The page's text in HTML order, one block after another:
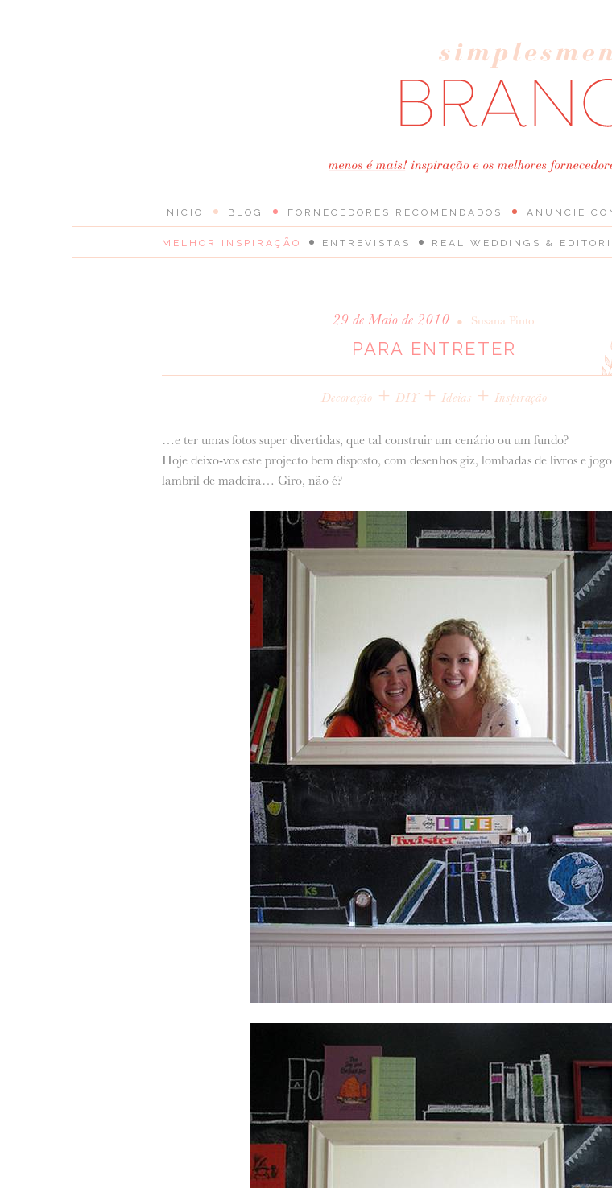
INICIO BLOG
MELHOR INSPIRAÇÃO ENTREVISTAS REAL WEDDINGS &
FORNECEDORES RECOMENDADOS ANUNCIE
29 de Maio de 2010 • Susana Pinto
PARA ENTRETER
Decoração + DIY+ Ideias + Inspiração
…e ter umas fotos super divertidas, que tal construir um cenário ou um fundo?
Hoje deixo-vos este projecto bem disposto, com desenhos giz, lombadas de livros e
lambril de madeira… Giro, não é?